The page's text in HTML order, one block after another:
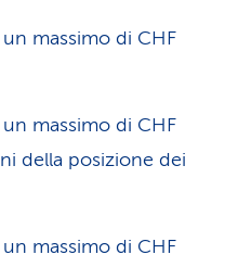
massimo di CHF
massimo di CHF
della posizione dei
massimo di CHF